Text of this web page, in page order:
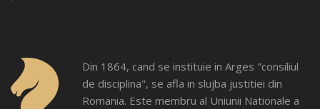
Din 1864, cand se instituie in Arges "consiliul
de disciplina", se afla in slujba justitiei din
Romania. Este membru al Uniunii Nationale a